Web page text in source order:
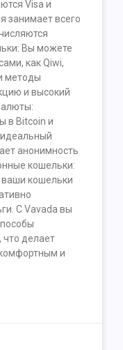
Visa и
занимает всего
Вы можете
как Qiwi,
методы
и высокий
в Bitcoin и
анонимность
кошельки:
кошельки
С Vavada вы
делает
и